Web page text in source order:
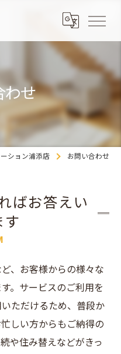
わせ
ション浦添店 お問い合わせ
ばお答えい
す
、お客様からの様々な
。サービスのご利用を
ただけるため、普段か
しい方からもご納得の
や住み替えなどがきっ